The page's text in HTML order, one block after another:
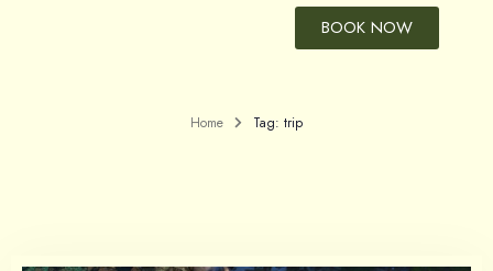
BOOK NOW
Tag: trip
Home Tag: trip